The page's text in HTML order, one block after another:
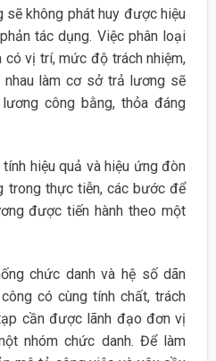
sẽ không phát huy được hiệu
tác dụng. Việc phân loại
có vị trí, mức độ trách nhiệm,
làm cơ sở trả lương sẽ
công bằng, thỏa đáng
hiệu quả và hiệu ứng đòn
trong thực tiễn, các bước để
được tiến hành theo một
chức danh và hệ số dãn
có cùng tính chất, trách
cần được lãnh đạo đơn vị
nhóm chức danh. Để làm